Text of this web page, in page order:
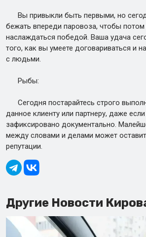
Вы привыкли быть первыми, но
бежать впереди паровоза, чтобы потом
наслаждаться победой. Ваша удача
того, как вы умеете договариваться и
с людьми.
Рыбы:
Сегодня постарайтесь строго
данное клиенту или партнеру, даже
зафиксировано документально.
между словами и делами может
репутации.
Другие Новости